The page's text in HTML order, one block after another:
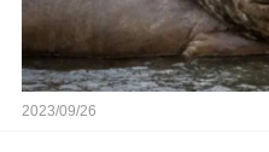
2023/09/26